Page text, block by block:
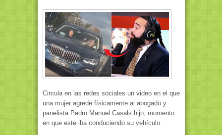
Circula en las redes sociales un video en el que
una mujer agrede físicamente al abogado y
panelista Pedro Manuel Casals hijo, momento
en que este iba conduciendo su vehículo.